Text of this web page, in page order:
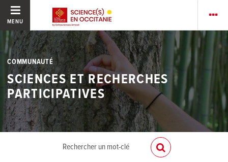
MENU
COMMUNAUTÉ
SCIENCES ET RECHERCHES
PARTICIPATIVES